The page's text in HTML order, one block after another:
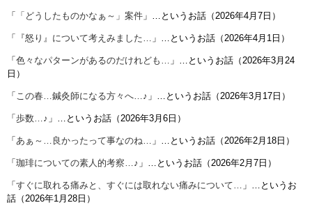
「 「どうしたものかなぁ～」案件 」…というお話（2026年4月7日）
「 『怒り』について考えみました… 」…というお話（2026年4月1日）
「 色々なパターンがあるのだけれども… 」…というお話（2026年3月24
日）
「 この春…鍼灸師になる方々へ…♪ 」…というお話（2026年3月17日）
「 歩数…♪ 」…というお話（2026年3月6日）
「 あぁ～…良かったって事なのね… 」…というお話（2026年2月18日）
「 珈琲についての素人的考察…♪ 」…というお話（2026年2月7日）
「 すぐに取れる痛みと、すぐには取れない痛みについて… 」…というお
話（2026年1月28日）